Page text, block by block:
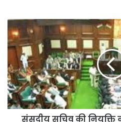
सचिव
की
नियुक्ति
को
लेकर
भाजपा
ने
घेरा
सरकारसंसदीय सचिव की